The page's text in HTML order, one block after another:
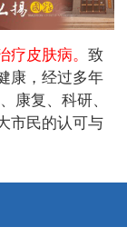
疗皮肤病。 致
康，经过多年
康复、科研、
市民的认可与